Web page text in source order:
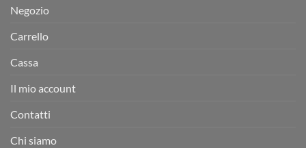
Negozio
Carrello
Cassa
Il mio account
Contatti
Chi siamo